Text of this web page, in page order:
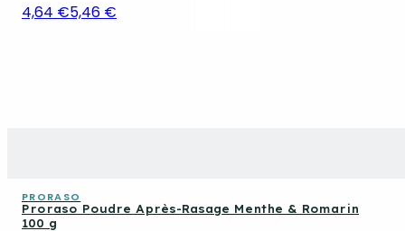
4,64 €5,46 €
PRORASO
Proraso Poudre Après-Rasage Menthe & Romarin
100 g